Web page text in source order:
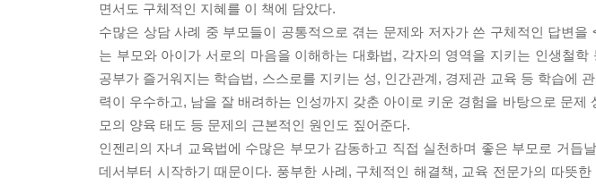
면서도 구체적인 지혜를 이 책에 담았다.
수많은 상담 사례 중 부모들이 공통적으로 겪는 문제와 저자가 쓴 구체적인 답변
는 부모와 아이가 서로의 마음을 이해하는 대화법, 각자의 영역을 지키는 인생철
공부가 즐거워지는 학습법, 스스로를 지키는 성, 인간관계, 경제관 교육 등 학습에
력이 우수하고, 남을 잘 배려하는 인성까지 갖춘 아이로 키운 경험을 바탕으로 문
모의 양육 태도 등 문제의 근본적인 원인도 짚어준다.
인젠리의 자녀 교육법에 수많은 부모가 감동하고 직접 실천하며 좋은 부모로 거듭
데서부터 시작하기 때문이다. 풍부한 사례, 구체적인 해결책, 교육 전문가의 따뜻